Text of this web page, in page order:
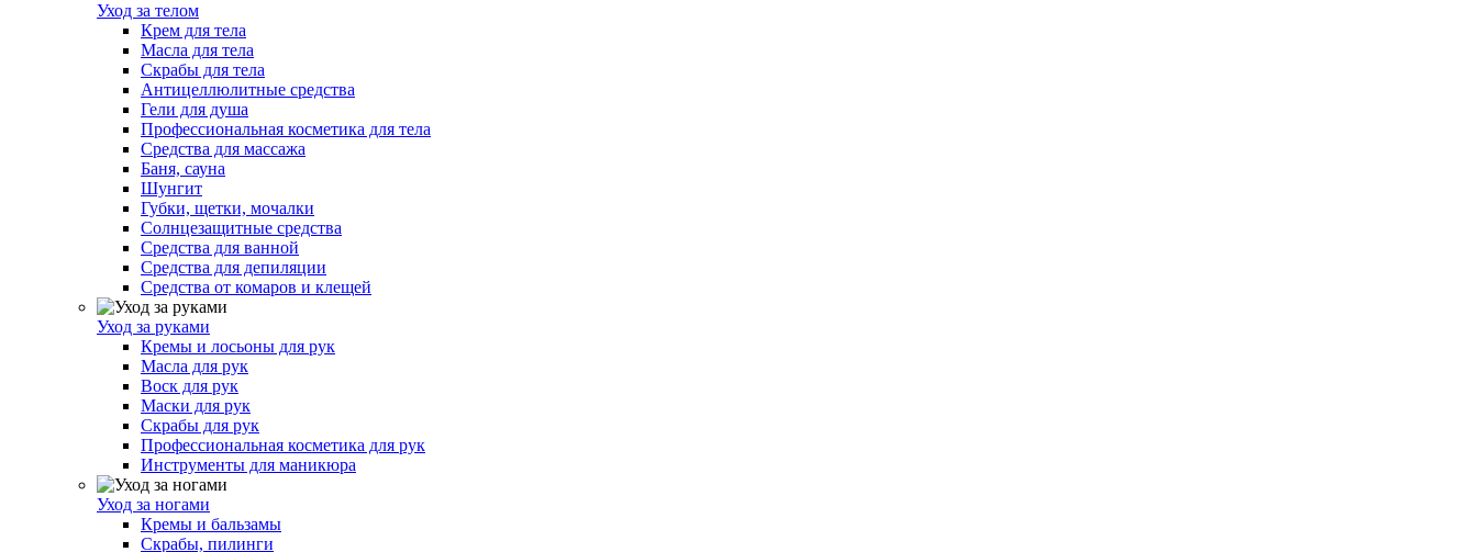
Уход за телом
Крем для тела
Масла для тела
Скрабы для тела
Антицеллюлитные средства
Гели для душа
Профессиональная косметика для тела
Средства для массажа
Баня, сауна
Шунгит
Губки, щетки, мочалки
Солнцезащитные средства
Средства для ванной
Средства для депиляции
Средства от комаров и клещей
Уход за руками
Кремы и лосьоны для рук
Масла для рук
Воск для рук
Маски для рук
Скрабы для рук
Профессиональная косметика для рук
Инструменты для маникюра
Уход за ногами
Кремы и бальзамы
Скрабы, пилинги